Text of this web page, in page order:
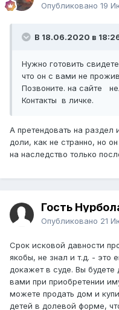
Опубликовано 19
В 18.06.2020 в
Нужно готовить
что он с вами не
Позвоните. на сайте
Контакты в личке.
А претендовать на
доли, как не странно, но
на наследство только
Гость
Опубликовано 21
Срок исковой давности
якобы, не знал и т.д. - это
докажет в суде. Вы будете
вами при приобретении
можете продать дом и
детей в долевой форме,